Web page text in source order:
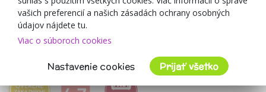
Ochrana osobných údajov GDPR
Kontakty
Spolupracujeme
vašich preferencií a našich zásadách ochrany osobných
údajov nájdete tu.
Viac o súboroch cookies
Nastavenie cookies Prijať všetko